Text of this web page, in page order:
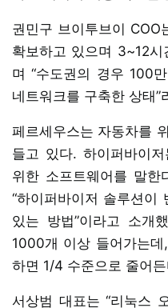
권민구 브이투브이 COO
확보하고 있으며 3~12시
며 “수도권의 경우 100
네트워크를 구축한 상태”
페르세우스는 자동차를
들고 있다. 하이퍼바이
위한 소프트웨어를 말한
“하이퍼바이저 솔루션이
있는 방법”이라고 소개
1000개 이상 들어가는
하면 1/4 수준으로 줄어
서상범 대표는 “리눅스